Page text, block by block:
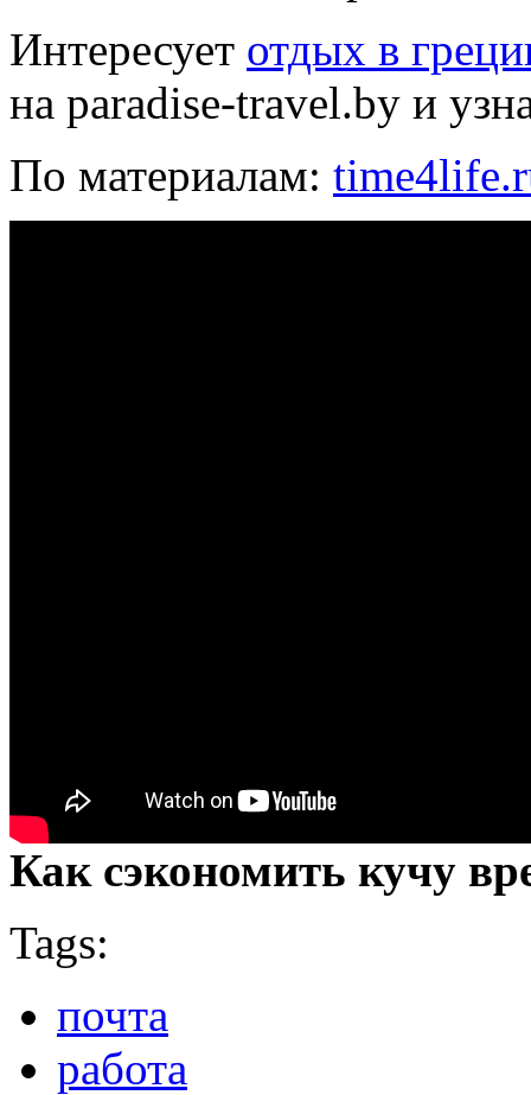
Интересует отдых в
на paradise-travel.by и
По материалам:
Как сэкономить кучу
Tags:
почта
работа